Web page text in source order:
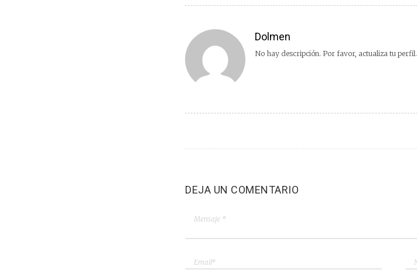
Dolmen
No hay descripción. Por favor, actualiza tu perfil.
DEJA UN COMENTARIO